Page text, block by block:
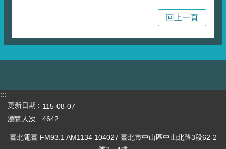
回上一頁
:::
更新日期
115-08-07
瀏覽人次
4642
臺北電臺 FM93.1 AM1134 104027 臺北市中山區中山北路3段62-2